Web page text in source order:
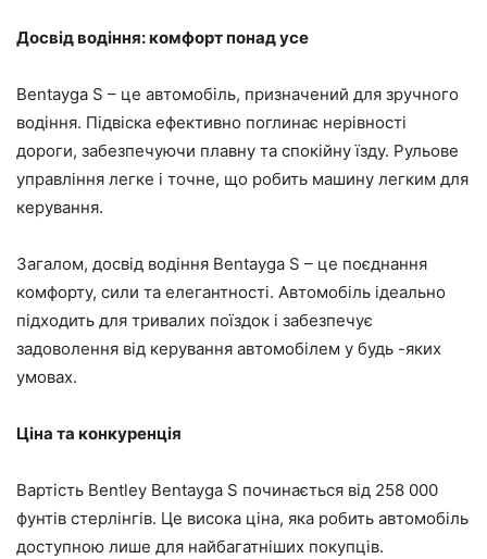
Досвід водіння: комфорт понад усе
Bentayga S – це автомобіль, призначений для зручного
водіння. Підвіска ефективно поглинає нерівності
дороги, забезпечуючи плавну та спокійну їзду. Рульове
управління легке і точне, що робить машину легким для
керування.
Загалом, досвід водіння Bentayga S – це поєднання
комфорту, сили та елегантності. Автомобіль ідеально
підходить для тривалих поїздок і забезпечує
задоволення від керування автомобілем у будь -яких
умовах.
Ціна та конкуренція
Вартість Bentley Bentayga S починається від 258 000
фунтів стерлінгів. Це висока ціна, яка робить автомобіль
доступною лише для найбагатніших покупців.